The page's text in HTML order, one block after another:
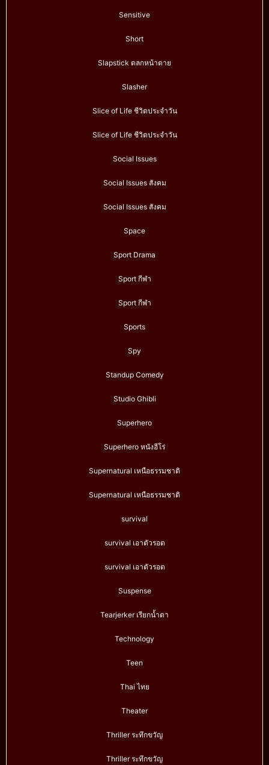
Sensitive
Short
Slapstick ตลกหน้าตาย
Slasher
Slice of Life ชีวิตประจำวัน
Slice of Life ชีวิตประจำวัน
Social Issues
Social Issues สังคม
Social Issues สังคม
Space
Sport Drama
Sport กีฬา
Sport กีฬา
Sports
Spy
Standup Comedy
Studio Ghibli
Superhero
Superhero หนังฮีโร่
Supernatural เหนือธรรมชาติ
Supernatural เหนือธรรมชาติ
survival
survival เอาตัวรอด
survival เอาตัวรอด
Suspense
Tearjerker เรียกน้ำตา
Technology
Teen
Thai ไทย
Theater
Thriller ระทึกขวัญ
Thriller ระทึกขวัญ